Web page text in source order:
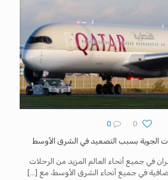
0
0
الجوية بسبب التصعيد في الشرق الأوسط
في جميع أنحاء العالم المزيد من الرحلات
في جميع أنحاء الشرق الأوسط، مع […]